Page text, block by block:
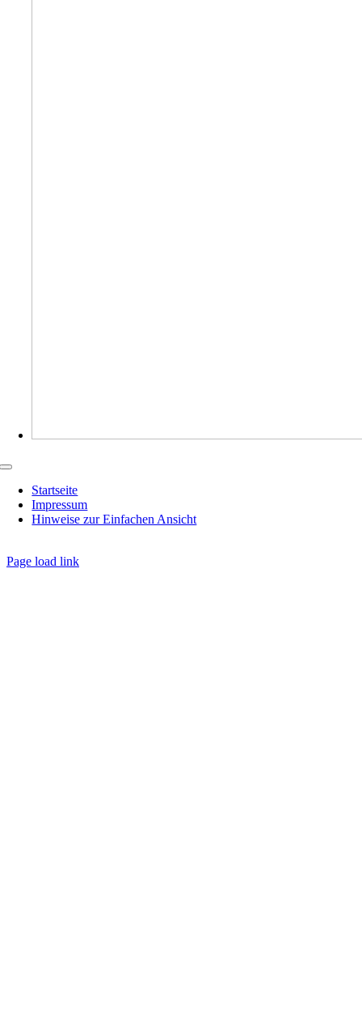
Toggle
NavigationStartseite
Impressum
Hinweise zur Einfachen Ansicht
Page load link